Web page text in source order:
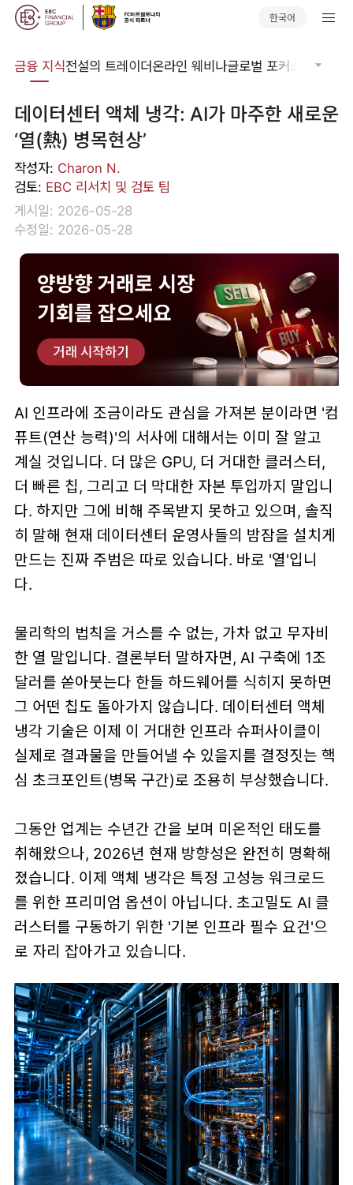
한국어
금융 지식전설의 트레이더온라인 웨비나글로벌 포커스 기술적
데이터센터 액체 냉각: AI가 마주한 새로운
‘열(熱) 병목현상’
작성자: Charon N.
검토: EBC 리서치 및 검토 팀
게시일: 2026-05-28
수정일: 2026-05-28
AI 인프라에 조금이라도 관심을 가져본 분이라면 '컴
퓨트(연산 능력)'의 서사에 대해서는 이미 잘 알고
계실 것입니다. 더 많은 GPU, 더 거대한 클러스터,
더 빠른 칩, 그리고 더 막대한 자본 투입까지 말입니
다. 하지만 그에 비해 주목받지 못하고 있으며, 솔직
히 말해 현재 데이터센터 운영사들의 밤잠을 설치게
만드는 진짜 주범은 따로 있습니다. 바로 '열'입니
다.
물리학의 법칙을 거스를 수 없는, 가차 없고 무자비
한 열 말입니다. 결론부터 말하자면, AI 구축에 1조
달러를 쏟아붓는다 한들 하드웨어를 식히지 못하면
그 어떤 칩도 돌아가지 않습니다. 데이터센터 액체
냉각 기술은 이제 이 거대한 인프라 슈퍼사이클이
실제로 결과물을 만들어낼 수 있을지를 결정짓는 핵
심 초크포인트(병목 구간)로 조용히 부상했습니다.
그동안 업계는 수년간 간을 보며 미온적인 태도를
취해왔으나, 2026년 현재 방향성은 완전히 명확해
졌습니다. 이제 액체 냉각은 특정 고성능 워크로드
를 위한 프리미엄 옵션이 아닙니다. 초고밀도 AI 클
러스터를 구동하기 위한 '기본 인프라 필수 요건'으
로 자리 잡아가고 있습니다.